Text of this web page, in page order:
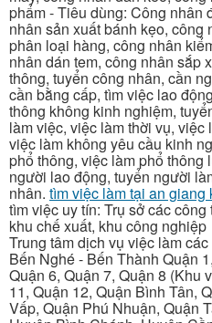
phẩm - Tiêu dùng: Công nhân
nhân sản xuất bánh kẹo, công
phân loại hàng, công nhân
nhân dán tem, công nhân sắp
thông, tuyển công nhân, cần
cần bằng cấp, tìm việc lao
thông không kinh nghiệm,
làm việc, việc làm thời vụ,
việc làm không yêu cầu kinh
phổ thông, việc làm phổ thông
người lao động, tuyển người
nhân. tìm việc làm tại an
tìm việc uy tín: Trụ sở các
khu chế xuất, khu công nghiệp
Trung tâm dịch vụ việc làm
Bến Nghé - Bến Thành Quận
Quận 6, Quận 7, Quận 8 (Khu
11, Quận 12, Quận Bình Tân,
Vấp, Quận Phú Nhuận, Quận